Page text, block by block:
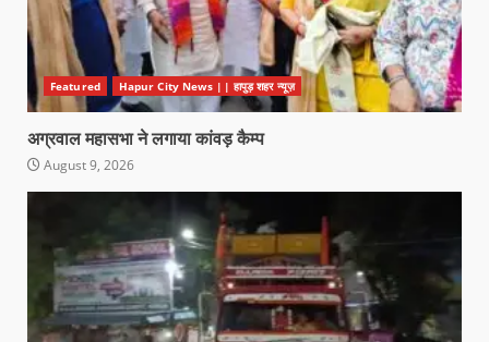
Featured Hapur City News || हापुड़ शहर न्यूज़
अग्रवाल महासभा ने लगाया कांवड़ कैम्प
August 9, 2026